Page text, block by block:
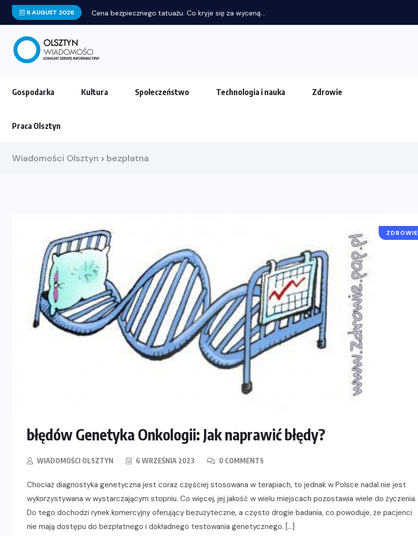
6 AUGUST 2026 Cena bezpiecznego tatuażu. Co kryje się za wyceną...
Gospodarka Kultura Społeczeństwo Technologia i nauka Zdrowie
Praca Olsztyn
Wiadomości Olsztyn > bezpłatna
ZDROWIE
błędów Genetyka Onkologii: Jak naprawić błędy?
WIADOMOŚCI OLSZTYN 6 WRZEŚNIA 2023 0 COMMENTS
Chociaż diagnostyka genetyczna jest coraz częściej stosowana w terapiach, to jednak w Polsce nadal nie jest
wykorzystywana w wystarczającym stopniu. Co więcej, jej jakość w wielu miejscach pozostawia wiele do życzenia.
Do tego dochodzi rynek komercyjny oferujący bezużyteczne, a często drogie badania, co powoduje, że pacjenci
nie mają dostępu do bezpłatnego i dokładnego testowania genetycznego. […]